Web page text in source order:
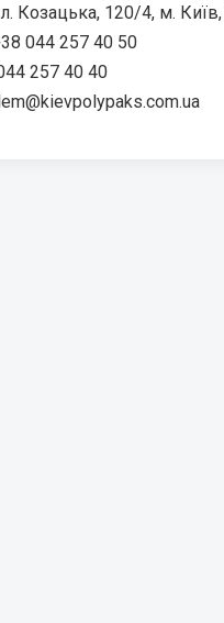
Козацька, 120/4, м. Київ,
044 257 40 50
257 40 40